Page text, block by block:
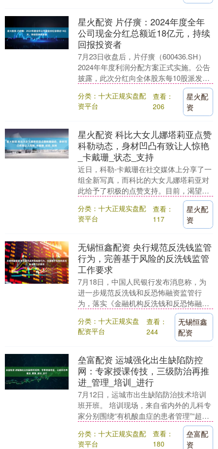
星火配资 片仔癀：2024年度全年
公司现金分红总额近18亿元，持续
回报投资者
7月23日收盘后，片仔癀（600436.SH）
2024年年度利润分配方案正式实施。公告
披露，此次分红向全体股东每10股派发现
金红利18.20元（含税），合计派发....
分类：十大正规实盘配
资平台
查看：
206
星火配
资
星火配资 科比大女儿娜塔莉亚点赞
科勒动态，身材凹凸有致让人惊艳
_卡戴珊_状态_支持
近日，科勒-卡戴珊在社交媒体上分享了一
组全新写真，而科比的大女儿娜塔莉亚对
此给予了积极的点赞支持。目前，渴望进
军模特行业的娜塔莉亚正与卡戴珊家族的
女性们保持着密....
分类：十大正规实盘配
资平台
查看：
117
星火配
资
无锡恒鑫配资 央行规范反洗钱监管
行为，完善基于风险的反洗钱监管
工作要求
7月18日，中国人民银行发布消息称，为
进一步规范反洗钱和反恐怖融资监管行
为，落实《金融机构反洗钱和反恐怖融资
监督管理办法》相关要求，中国人民银行
对《中国人民银行....
分类：十大正规实盘
配资平台
查看：
244
无锡恒鑫
配资
垒富配资 运城强化出生缺陷防控
网：专家授课传技，三级防治再推
进_管理_培训_进行
7月12日，运城市出生缺陷防治技术培训
班开班。 培训现场，来自省内外的儿科专
家分别围绕“有机酸血症的患者管理”“超声
产前筛查指南解读”等内容进行专题授课，
推广前....
分类：十大正规实盘配
资平台
查看：
180
垒富配
资